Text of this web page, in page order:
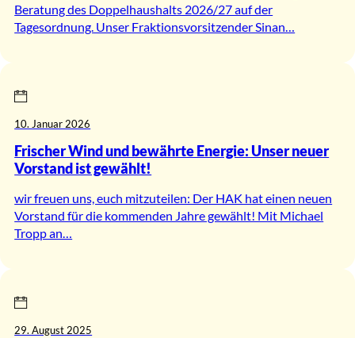
Beratung des Doppelhaushalts 2026/27 auf der
Tagesordnung. Unser Fraktionsvorsitzender Sinan…
10. Januar 2026
Frischer Wind und bewährte Energie: Unser neuer
Vorstand ist gewählt!
wir freuen uns, euch mitzuteilen: Der HAK hat einen neuen
Vorstand für die kommenden Jahre gewählt! Mit Michael
Tropp an…
29. August 2025